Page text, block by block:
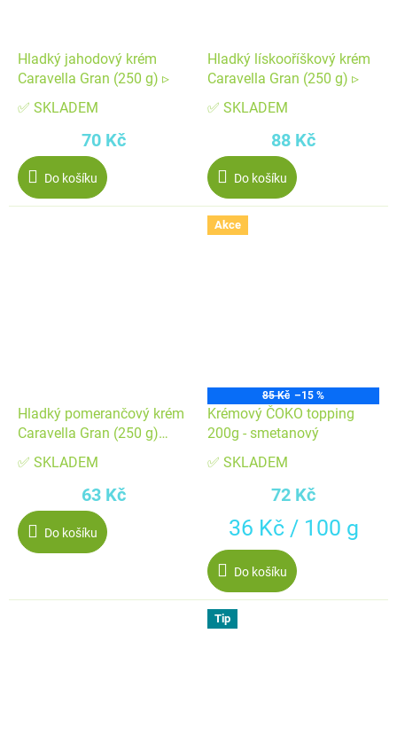
Hladký jahodový krém
Caravella Gran (250 g) ▹
✅ SKLADEM
70 Kč
Do košíku
Hladký lískooříškový krém
Caravella Gran (250 g) ▹
✅ SKLADEM
88 Kč
Do košíku
Hladký pomerančový krém
Caravella Gran (250 g)
✅ SKLADEM
63 Kč
Do košíku
Akce
85 Kč –15 %
Krémový ČOKO topping
200g - smetanový
✅ SKLADEM
72 Kč
Měrná
cena:
36 Kč / 100 g
Do košíku
Tip